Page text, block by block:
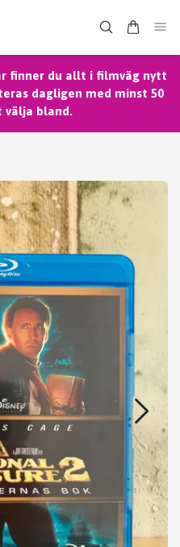
finner du allt i filmväg nytt
dagligen med minst 50
bland.